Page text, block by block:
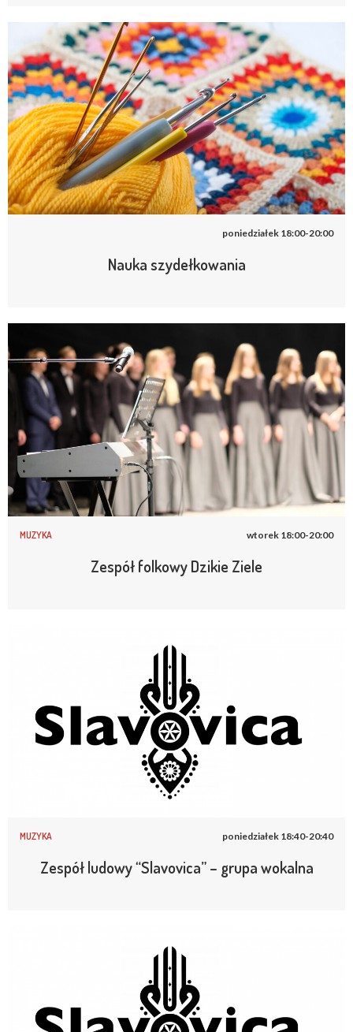
poniedziałek 18:00-20:00
Nauka szydełkowania
MUZYKA wtorek 18:00-20:00
Zespół folkowy Dzikie Ziele
MUZYKA poniedziałek 18:40-20:40
Zespół ludowy “Slavovica” – grupa wokalna